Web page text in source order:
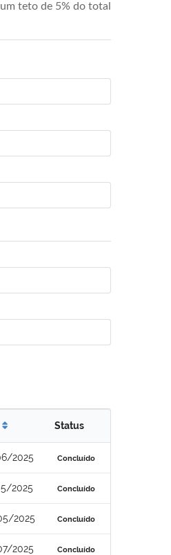
teto de 5% do total
Status
2025 Concluído
2025 Concluído
2025 Concluído
2025 Concluído